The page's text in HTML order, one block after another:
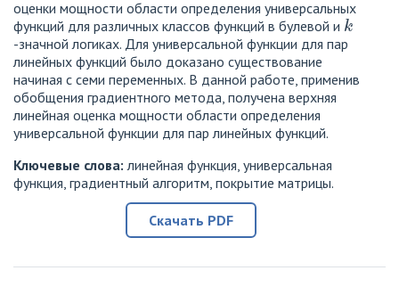
оценки мощности области определения универсальных
функций для различных классов функций в булевой и
k
-значной логиках. Для универсальной функции для пар
линейных функций было доказано существование
начиная с семи переменных. В данной работе, применив
обобщения градиентного метода, получена верхняя
линейная оценка мощности области определения
универсальной функции для пар линейных функций.
Ключевые слова: линейная функция, универсальная
функция, градиентный алгоритм, покрытие матрицы.
Скачать PDF